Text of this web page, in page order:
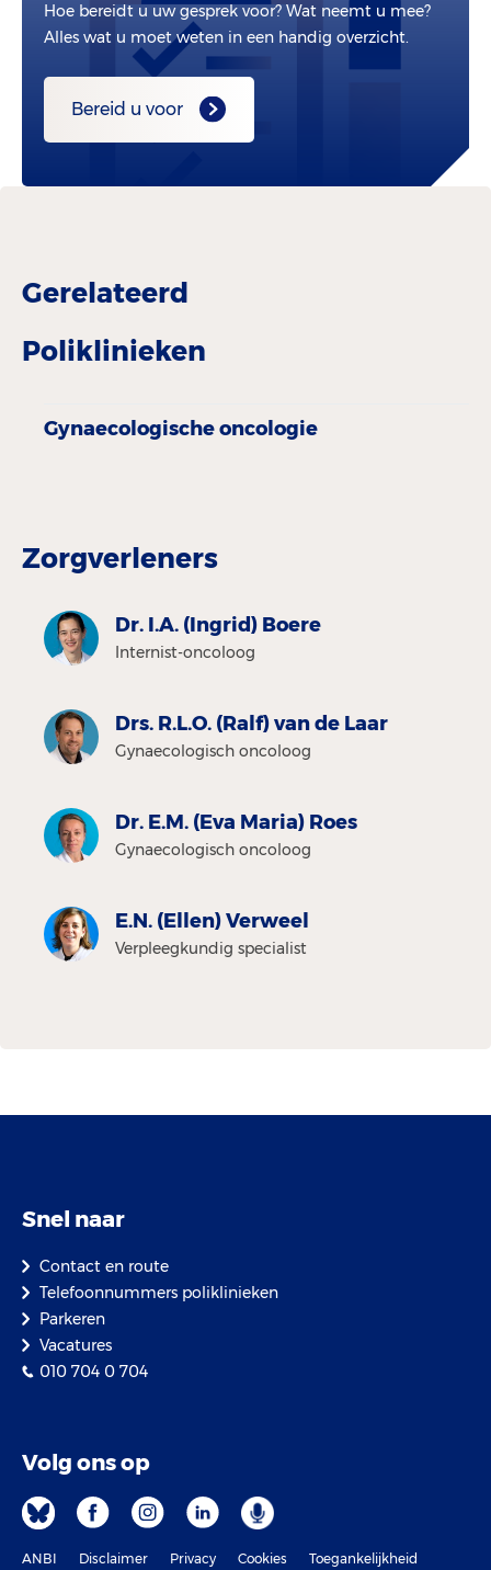
Hoe bereidt u uw gesprek voor? Wat neemt u mee?
Alles wat u moet weten in een handig overzicht.
Bereid u voor
Gerelateerd
Poliklinieken
Gynaecologische oncologie
Zorgverleners
Dr. I.A. (Ingrid) Boere
Internist-oncoloog
Drs. R.L.O. (Ralf) van de Laar
Gynaecologisch oncoloog
Dr. E.M. (Eva Maria) Roes
Gynaecologisch oncoloog
E.N. (Ellen) Verweel
Verpleegkundig specialist
Snel naar
Contact en route
Telefoonnummers poliklinieken
Parkeren
Vacatures
010 704 0 704
Volg ons op
ANBI Disclaimer Privacy Cookies Toegankelijkheid